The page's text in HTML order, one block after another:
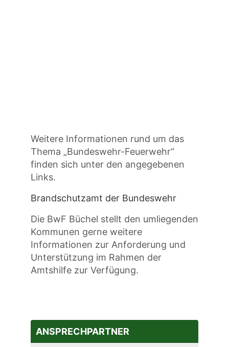
Weitere Informationen rund um das
Thema „Bundeswehr-Feuerwehr“
finden sich unter den angegebenen
Links.
Brandschutzamt der Bundeswehr
Die BwF Büchel stellt den umliegenden
Kommunen gerne weitere
Informationen zur Anforderung und
Unterstützung im Rahmen der
Amtshilfe zur Verfügung.
ANSPRECHPARTNER